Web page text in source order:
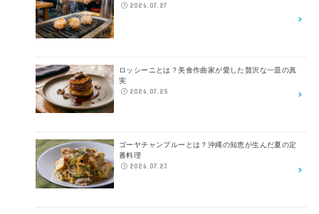
2026.07.27
ロッシーニとは？美食作曲家が愛した贅沢な一皿の真
実
2026.07.25
ゴーヤチャンプルーとは？沖縄の知恵が生んだ夏の定
番料理
2026.07.23